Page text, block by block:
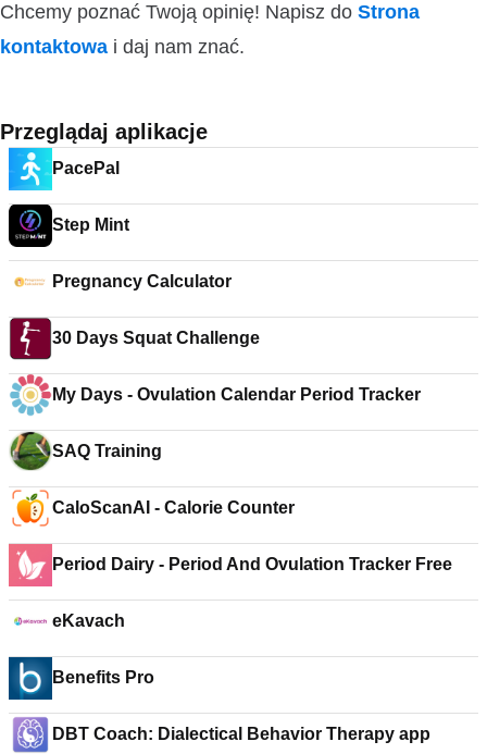
Chcemy poznać Twoją opinię! Napisz do Strona
kontaktowa i daj nam znać.
Przeglądaj aplikacje
PacePal
Step Mint
Pregnancy Calculator
30 Days Squat Challenge
My Days - Ovulation Calendar Period Tracker
SAQ Training
CaloScanAI - Calorie Counter
Period Dairy - Period And Ovulation Tracker Free
eKavach
Benefits Pro
DBT Coach: Dialectical Behavior Therapy app